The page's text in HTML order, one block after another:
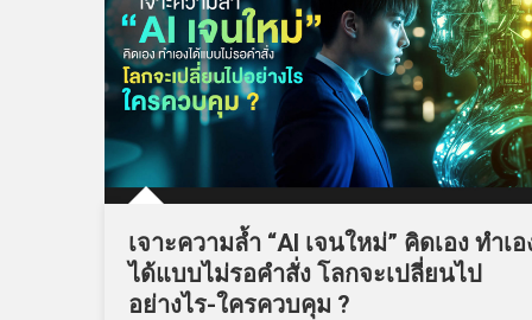
เจาะความล้ำ “AI เจนใหม่” คิดเอง ทำเอ
ได้แบบไม่รอคำสั่ง โลกจะเปลี่ยนไป
อย่างไร-ใครควบคุม ?